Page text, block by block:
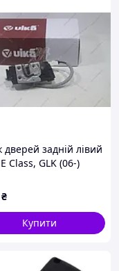
дверей задній лівий
Class, GLK (06-)
₴
Купити